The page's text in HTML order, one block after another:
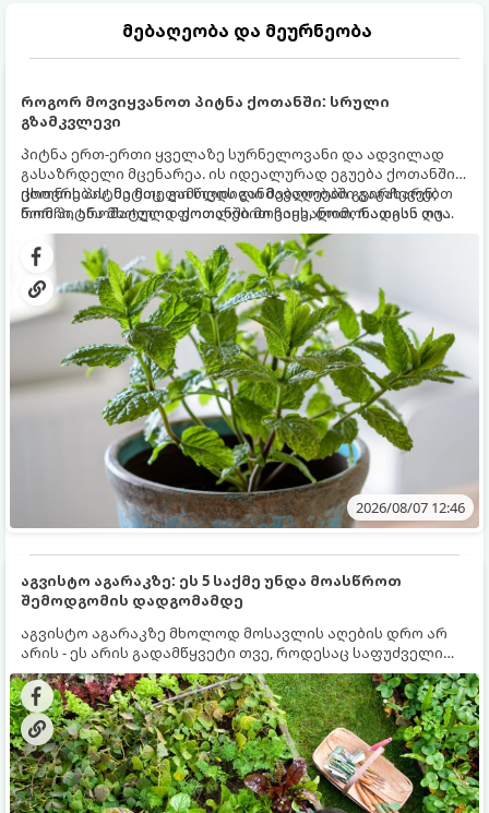
მებაღეობა და მეურნეობა
როგორ მოვიყვანოთ პიტნა ქოთანში: სრული
გზამკვლევი
პიტნა ერთ-ერთი ყველაზე სურნელოვანი და ადვილად
გასაზრდელი მცენარეა. ის იდეალურად ეგუება ქოთანში
ცხოვრებას, მეტიც, გამოცდილი მებაღეები გვირჩევენ,
რომ პიტნა მხოლოდ ქოთანში მოვიყვანოთ, რადგან ღია
გრუნტში (ბაღში) დარგვისას ის ფესვებით ძალიან
სწრაფად ვრცელდება და სხვა მცენარეებს ავიწროებს.
ქოთნის პიტნა მთელი წლის განმავლობაში გაგახარებთ
ნორჩი, არომატული ფოთლებით ჩაის, ლიმონათისა თუ
კერძებისთვის.
2026/08/07 12:46
აგვისტო აგარაკზე: ეს 5 საქმე უნდა მოასწროთ
შემოდგომის დადგომამდე
აგვისტო აგარაკზე მხოლოდ მოსავლის აღების დრო არ
არის - ეს არის გადამწყვეტი თვე, როდესაც საფუძველი
ეყრება მომავალი წლის მოსავალს და ბაღი მზადდება
შემოდგომა-ზამთრის სეზონისთვის. იმისათვის, რომ
ნიადაგმა ენერგია აღიდგინოს, ხოლო მცენარეებმა
ზამთარს გაუძლონ, აგვისტოს ბოლომდე 5
მნიშვნელოვანი საქმის გაკეთება უნდა მოასწროთ: